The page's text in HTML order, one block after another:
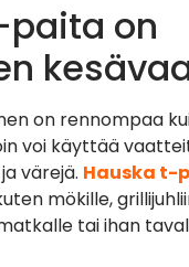
on
on rennompaa
voi käyttää
värejä. Hauska t-
mökille,
tai ihan